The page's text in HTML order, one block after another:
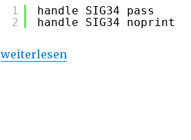
1
2
handle SIG34 pass
handle SIG34 noprint
„Real-time event 34 in GDB | SIG34“
weiterlesen